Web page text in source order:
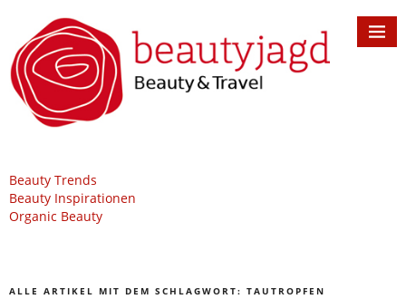
Beauty Trends
Beauty Inspirationen
Organic Beauty
ALLE ARTIKEL MIT DEM SCHLAGWORT: TAUTROPFEN